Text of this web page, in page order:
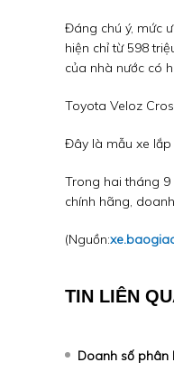
Đáng chú ý, mức
hiện chỉ từ 598
của nhà nước có
Toyota Veloz
Đây là mẫu xe
Trong hai tháng 9
chính hãng,
(Nguồn:
TIN LIÊN
Doanh số phân